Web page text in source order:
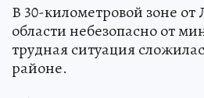
В 30-километровой зоне
области небезопасно от
трудная ситуация
районе.